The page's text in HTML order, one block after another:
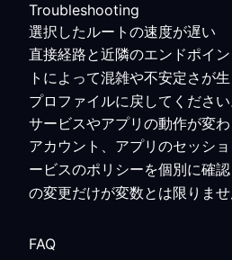
Troubleshooting
選択したルートの速度が遅い
直接経路と近隣のエンドポイ
トによって混雑や不安定さが
プロファイルに戻してください
サービスやアプリの動作が変
アカウント、アプリのセッシ
ービスのポリシーを個別に確
の変更だけが変数とは限りませ
FAQ